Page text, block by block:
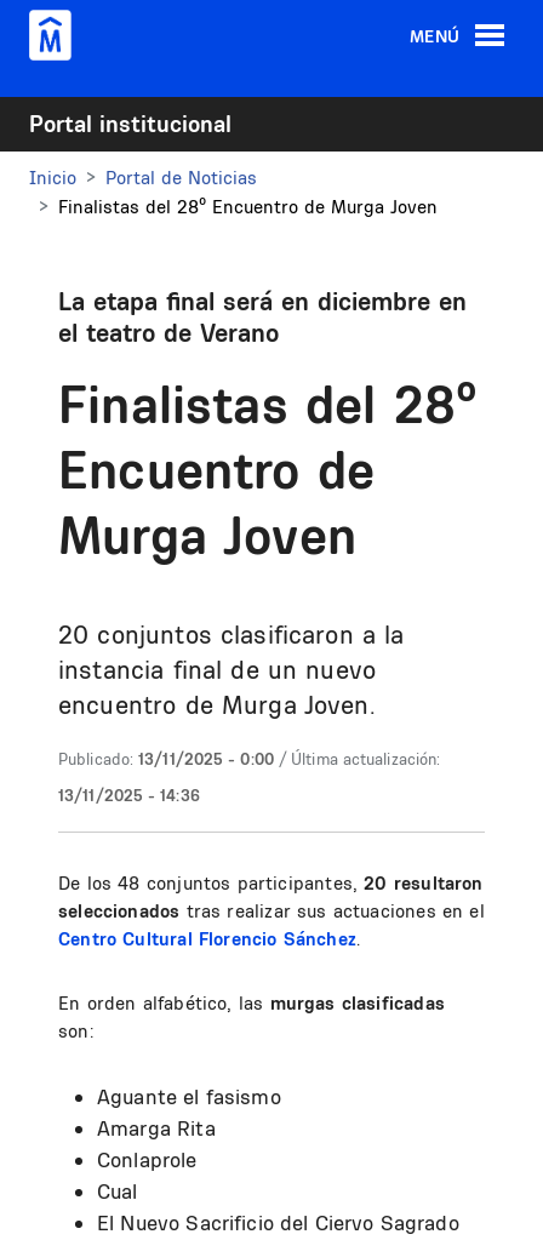
Pasar al contenido principal
MENÚ
Portal institucional
Inicio
Portal de Noticias
Finalistas del 28º Encuentro de Murga Joven
La etapa final será en diciembre en
el teatro de Verano
Finalistas del 28º
Encuentro de
Murga Joven
20 conjuntos clasificaron a la
instancia final de un nuevo
encuentro de Murga Joven.
Publicado: 13/11/2025 - 0:00 / Última actualización:
13/11/2025 - 14:36
De los 48 conjuntos participantes,20 resultaron
seleccionados tras realizar sus actuaciones en el
Centro Cultural Florencio Sánchez.
En orden alfabético, las murgas clasificadas
son:
Aguante el fasismo
Amarga Rita
Conlaprole
Cual
El Nuevo Sacrificio del Ciervo Sagrado